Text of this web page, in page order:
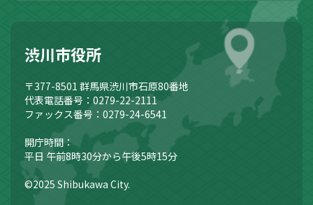
渋川市役所
〒377-8501 群馬県渋川市石原80番地
代表電話番号：0279-22-2111
ファックス番号：0279-24-6541
開庁時間：
平日 午前8時30分から午後5時15分
©2025 Shibukawa City.